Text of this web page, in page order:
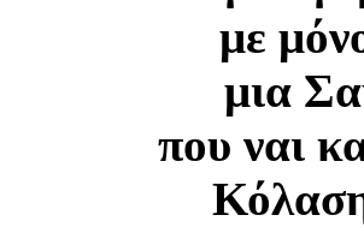
με
μια
που ναι